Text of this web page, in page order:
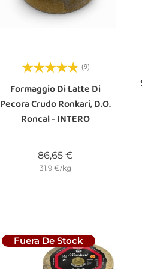
(9)
Formaggio Di Latte Di
Pecora Crudo Ronkari, D.O.
Roncal - INTERO
86,65 €
31.9 €/kg
Fuera De Stock